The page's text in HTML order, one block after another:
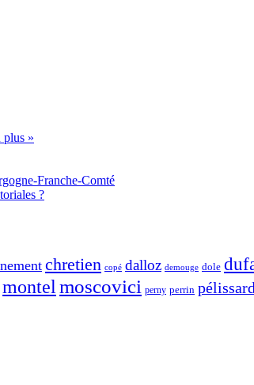
plus »
Franche-Comté
?
chretien copé dalloz demouge dole
montelmoscovici perny perrin pélissard